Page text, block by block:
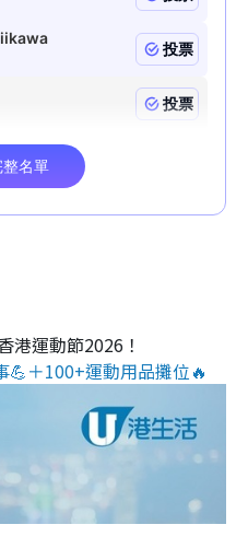
港運動節2026！
＋100+運動用品攤位🔥